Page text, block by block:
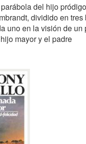
del hijo
dividido en tres
uno en la visión de un
mayor y el padre